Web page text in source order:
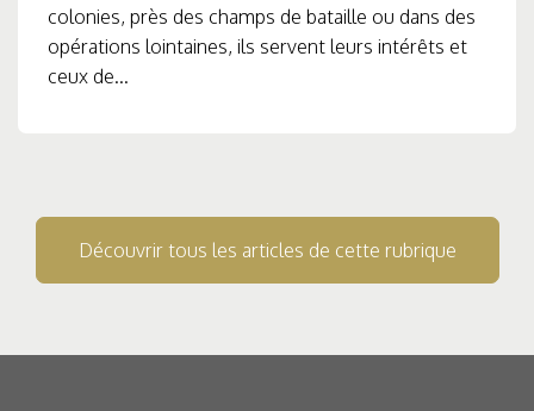
colonies, près des champs de bataille ou dans des
opérations lointaines, ils servent leurs intérêts et
ceux de...
Découvrir tous les articles de cette rubrique